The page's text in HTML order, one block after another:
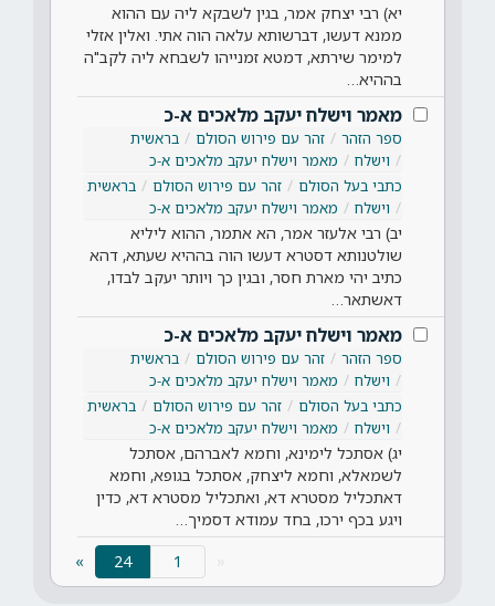
יא) רבי יצחק אמר, בגין לשבקא ליה עם ההוא
ממנא דעשו, דברשותא עלאה הוה אתי. ואלין אזלי
למימר שירתא, דמטא זמנייהו לשבחא ליה לקב"ה
בההיא…
מאמר וישלח יעקב מלאכים א-כ
ספר הזהר זהר עם פירוש הסולם
בראשית
וישלח
מאמר וישלח יעקב מלאכים א-כ
כתבי בעל הסולם
זהר עם פירוש הסולם
בראשית
וישלח
מאמר וישלח יעקב מלאכים א-כ
יב) רבי אלעזר אמר, הא אתמר, ההוא ליליא
שולטנותא דסטרא דעשו הוה בההיא שעתא, דהא
כתיב יהי מארת חסר, ובגין כך ויותר יעקב לבדו,
דאשתאר…
מאמר וישלח יעקב מלאכים א-כ
ספר הזהר זהר עם פירוש הסולם
בראשית
וישלח
מאמר וישלח יעקב מלאכים א-כ
כתבי בעל הסולם
זהר עם פירוש הסולם
בראשית
וישלח
מאמר וישלח יעקב מלאכים א-כ
יג) אסתכל לימינא, וחמא לאברהם, אסתכל
לשמאלא, וחמא ליצחק, אסתכל בגופא, וחמא
דאתכליל מסטרא דא, ואתכליל מסטרא דא, כדין
ויגע בכף ירכו, בחד עמודא דסמיך…
24
»